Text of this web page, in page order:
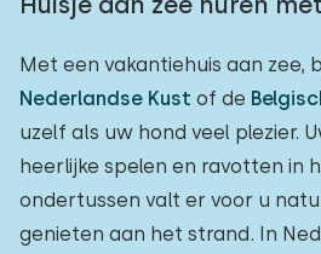
Met een vakantiehuis aan zee,
Nederlandse Kust of de
uzelf als uw hond veel plezier.
heerlijke spelen en ravotten in
ondertussen valt er voor u
genieten aan het strand. In